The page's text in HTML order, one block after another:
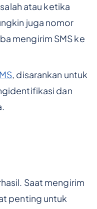
atau ketika
juga nomor
mengirim SMS ke
, disarankan untuk
dan
Saat mengirim
penting untuk